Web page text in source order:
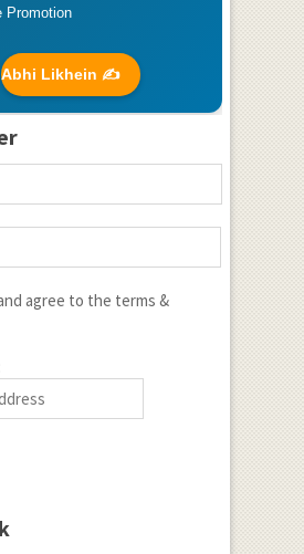
Promotion
Abhi Likhein ✍️
agree to the terms &